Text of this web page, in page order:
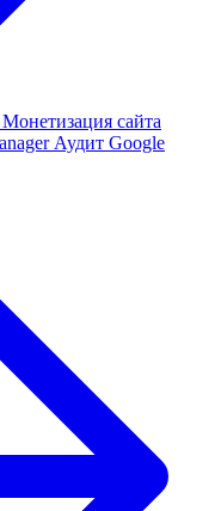
Монетизация сайта
Аудит Google